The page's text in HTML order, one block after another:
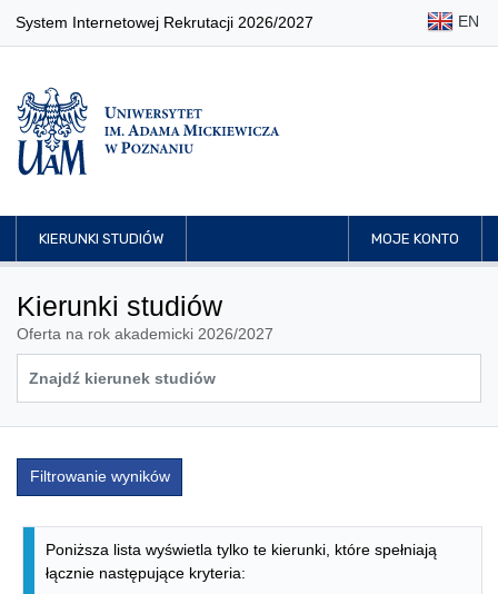
System Internetowej Rekrutacji 2026/2027 EN
KIERUNKI STUDIÓW MOJE KONTO
Kierunki studiów
Oferta na rok akademicki 2026/2027
Filtrowanie wyników
Lista kierunków - indeks alfabetyczny
Poniższa lista wyświetla tylko te kierunki, które spełniają
łącznie następujące kryteria: